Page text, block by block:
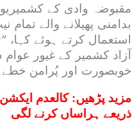
مقبوضہ وادی کے
بدامنی پھیلانے والے
استعمال کرتے ہوئے کہا،
آزاد کشمیر کے غیور عوام
خوبصورت اور پُرامن
مزید پڑھیں:کالعدم
ذریعے ہراساں کرنے لگی